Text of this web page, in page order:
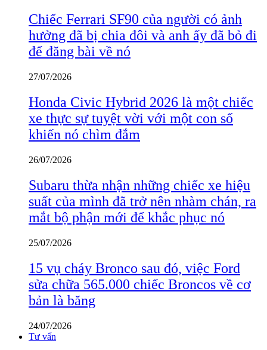
Chiếc Ferrari SF90 của người có ảnh
hưởng đã bị chia đôi và anh ấy đã bỏ đi
để đăng bài về nó
27/07/2026
Honda Civic Hybrid 2026 là một chiếc
xe thực sự tuyệt vời với một con số
khiến nó chìm đắm
26/07/2026
Subaru thừa nhận những chiếc xe hiệu
suất của mình đã trở nên nhàm chán, ra
mắt bộ phận mới để khắc phục nó
25/07/2026
15 vụ cháy Bronco sau đó, việc Ford
sửa chữa 565.000 chiếc Broncos về cơ
bản là băng
24/07/2026
Tư vấn